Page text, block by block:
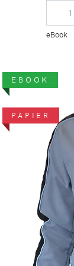
EBOOK
PAPIER
eBook